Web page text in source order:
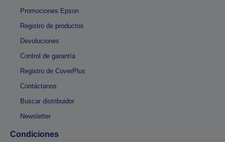
Promociones Epson
Registro de productos
Devoluciones
Control de garantía
Registro de CoverPlus
Contáctanos
Buscar distribuidor
Newsletter
Condiciones